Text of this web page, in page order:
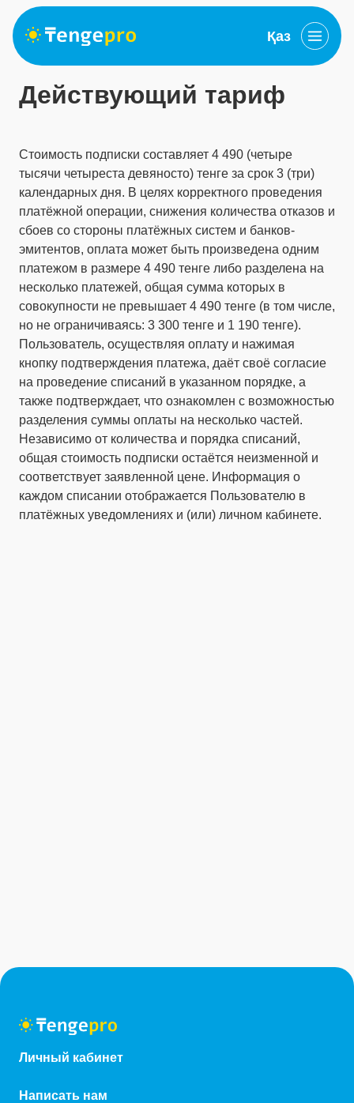
Қаз
Действующий тариф
Стоимость подписки составляет 4 490 (четыре
тысячи четыреста девяносто) тенге за срок 3 (три)
календарных дня. В целях корректного проведения
платёжной операции, снижения количества отказов и
сбоев со стороны платёжных систем и банков-
эмитентов, оплата может быть произведена одним
платежом в размере 4 490 тенге либо разделена на
несколько платежей, общая сумма которых в
совокупности не превышает 4 490 тенге (в том числе,
но не ограничиваясь: 3 300 тенге и 1 190 тенге).
Пользователь, осуществляя оплату и нажимая
кнопку подтверждения платежа, даёт своё согласие
на проведение списаний в указанном порядке, а
также подтверждает, что ознакомлен с возможностью
разделения суммы оплаты на несколько частей.
Независимо от количества и порядка списаний,
общая стоимость подписки остаётся неизменной и
соответствует заявленной цене. Информация о
каждом списании отображается Пользователю в
платёжных уведомлениях и (или) личном кабинете.
Личный кабинет
Написать нам